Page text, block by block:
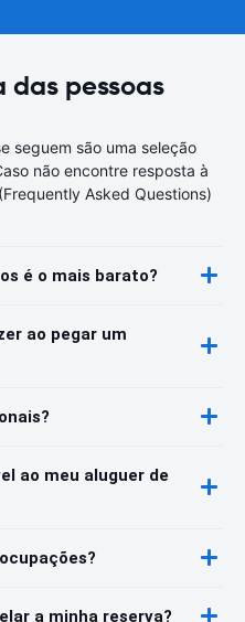
das pessoas
seguem são uma seleção
não encontre resposta à
Asked Questions)
é o mais barato?
ao pegar um
ao meu aluguer de
a minha reserva?